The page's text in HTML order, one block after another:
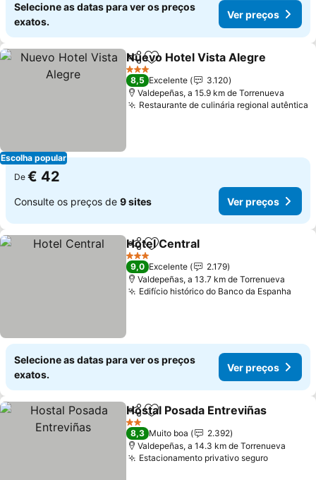
Selecione as datas para ver os preços
exatos.
Ver preços
Escolha popular
PartilharAdicionar aos favoritos
Nuevo Hotel Vista Alegre
3 Estrelas
8,5 Excelente
3.120
Valdepeñas, a 15.9 km de Torrenueva
Restaurante de culinária regional autêntica
De € 42
Consulte os preços de 9 sites Ver preços
PartilharAdicionar aos favoritos
Hotel Central
3 Estrelas
9,0 Excelente
2.179
Valdepeñas, a 13.7 km de Torrenueva
Edifício histórico do Banco da Espanha
Selecione as datas para ver os preços
exatos.
Ver preços
PartilharAdicionar aos favoritos
Hostal Posada Entreviñas
2 Estrelas
8,3 Muito boa
2.392
Valdepeñas, a 14.3 km de Torrenueva
Estacionamento privativo seguroVer